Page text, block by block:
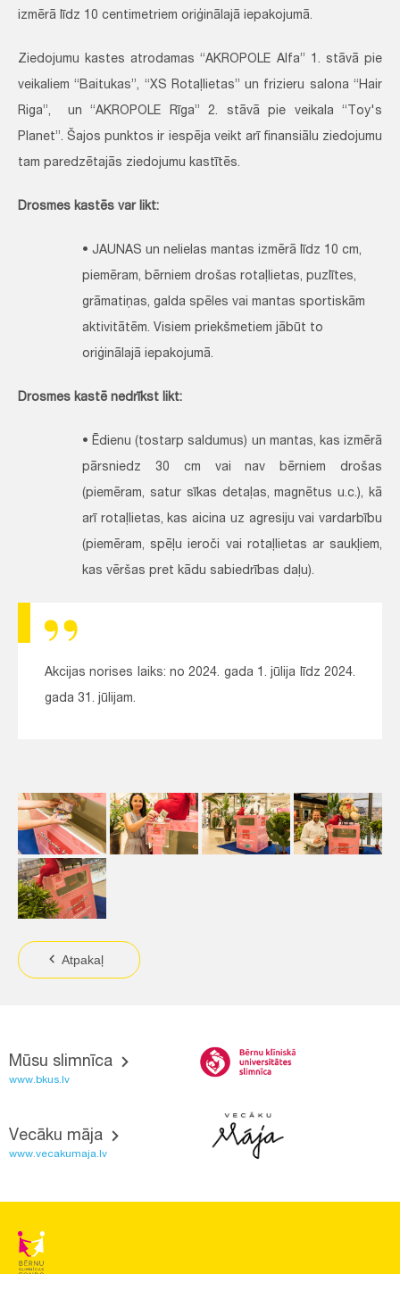
izmērā līdz 10 centimetriem oriģinālajā iepakojumā.
Ziedojumu kastes atrodamas “AKROPOLE Alfa” 1. stāvā pie
veikaliem “Baitukas”, “XS Rotaļlietas” un frizieru salona “Hair
Riga”, un “AKROPOLE Rīga” 2. stāvā pie veikala “Toy's
Planet”. Šajos punktos ir iespēja veikt arī finansiālu ziedojumu
tam paredzētajās ziedojumu kastītēs.
Drosmes kastēs var likt:
• JAUNAS un nelielas mantas izmērā līdz 10 cm,
piemēram, bērniem drošas rotaļlietas, puzlītes,
grāmatiņas, galda spēles vai mantas sportiskām
aktivitātēm. Visiem priekšmetiem jābūt to
oriģinālajā iepakojumā.
Drosmes kastē nedrīkst likt:
• Ēdienu (tostarp saldumus) un mantas, kas izmērā
pārsniedz 30 cm vai nav bērniem drošas
(piemēram, satur sīkas detaļas, magnētus u.c.), kā
arī rotaļlietas, kas aicina uz agresiju vai vardarbību
(piemēram, spēļu ieroči vai rotaļlietas ar saukļiem,
kas vēršas pret kādu sabiedrības daļu).
Akcijas norises laiks: no 2024. gada 1. jūlija līdz 2024.
gada 31. jūlijam.
Atpakaļ
Mūsu slimnīca
www.bkus.lv
Vecāku māja
www.vecakumaja.lv